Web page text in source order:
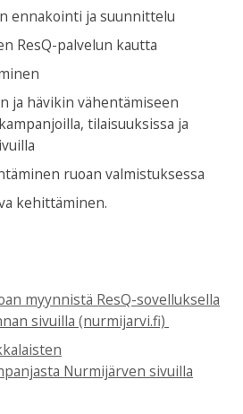
ennakointi ja suunnittelu
ResQ-palvelun kautta
ja hävikin vähentämiseen
tilaisuuksissa ja
ruoan valmistuksessa
kehittäminen.
myynnistä ResQ-sovelluksella
sivuilla (nurmijarvi.fi)
Nurmijärven sivuilla